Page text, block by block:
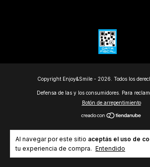
Al navegar por este sitio aceptás el uso de
tu experiencia de compra. Entendido
Copyright Enjoy&Smile - 2026. Todos los
Defensa de las y los consumidores. Para
Botón de arrepentimiento